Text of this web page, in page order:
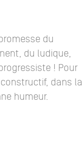
du
du ludique,
! Pour
dans la
humeur.